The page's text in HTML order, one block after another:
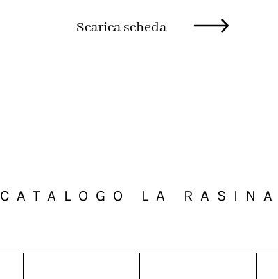
Scarica scheda
CATALOGO LA RASINA